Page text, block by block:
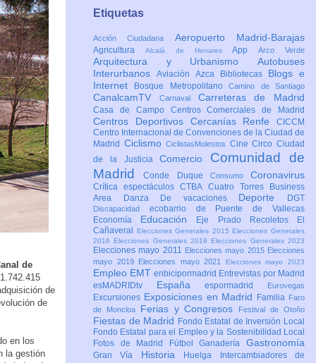
de
de
de
en los
la gestión
Etiquetas
Acción Ciudadana Aeropuerto Madrid-Barajas
Agricultura Alcalá de HenaresAppArco Verde
Arquitectura y Urbanismo Autobuses
Interurbanos Aviación Azca Bibliotecas Blogs e
Internet
Bosque MetropolitanoCamino de Santiago
CanalcamTV Carnaval Carreteras de Madrid
Casa de Campo Centros Comerciales de Madrid
Centros Deportivos Cercanías Renfe CICCM
Centro Internacional de Convenciones de la Ciudad de
Madrid CiclismoCiclistasMolestos CineCircoCiudad
de la JusticiaComercio Comunidad de
MadridConde Duque Consumo Coronavirus
Crítica espectáculosCTBA Cuatro Torres Business
Area
Danza De vacaciones Deporte DGT
Discapacidad ecobarrio de Puente de Vallecas
Economía Educación Eje Prado Recoletos
El
Cañaveral
Elecciones Generales 2015 Elecciones Generales
2016 Elecciones Generales 2019 Elecciones Generales 2023
Elecciones mayo 2011 Elecciones mayo 2015 Elecciones
mayo 2019
Elecciones mayo 2021 Elecciones mayo 2023
Empleo EMT enbicipormadrid Entrevistas por Madrid
esMADRIDtv Españaespormadrid Eurovegas
Excursiones Exposiciones en Madrid Familia Faro
de Moncloa
Ferias y Congresos Festival de Otoño
Fiestas de Madrid Fondo Estatal de Inversión Local
Fondo Estatal para el Empleo y la Sostenibilidad Local
Fotos de Madrid
FútbolGanaderíaGastronomía
Gran Vía Historia Huelga
Intercambiadores de